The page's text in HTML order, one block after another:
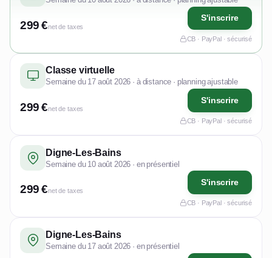
299 €net de taxes
S'inscrire
CB · PayPal · sécurisé
Classe virtuelle
Semaine du 17 août 2026 · à distance · planning ajustable
299 €net de taxes
S'inscrire
CB · PayPal · sécurisé
Digne-Les-Bains
Semaine du 10 août 2026 · en présentiel
299 €net de taxes
S'inscrire
CB · PayPal · sécurisé
Digne-Les-Bains
Semaine du 17 août 2026 · en présentiel